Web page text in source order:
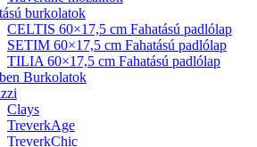
burkolatok
CELTIS 60×17,5 cm Fahatású padlólap
SETIM 60×17,5 cm Fahatású padlólap
TILIA 60×17,5 cm Fahatású padlólap
Burkolatok
Clays
TreverkAge
TreverkChic